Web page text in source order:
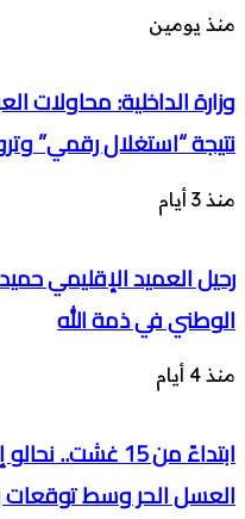
منذ يومين
وزارة الداخلية: محاولات
نتيجة “استغلال رقمي”
منذ 3 أيام
رحيل العميد الإقليمي
الوطني في ذمة الله
منذ 4 أيام
ابتداءً من 15
العسل الحر وسط توقعات